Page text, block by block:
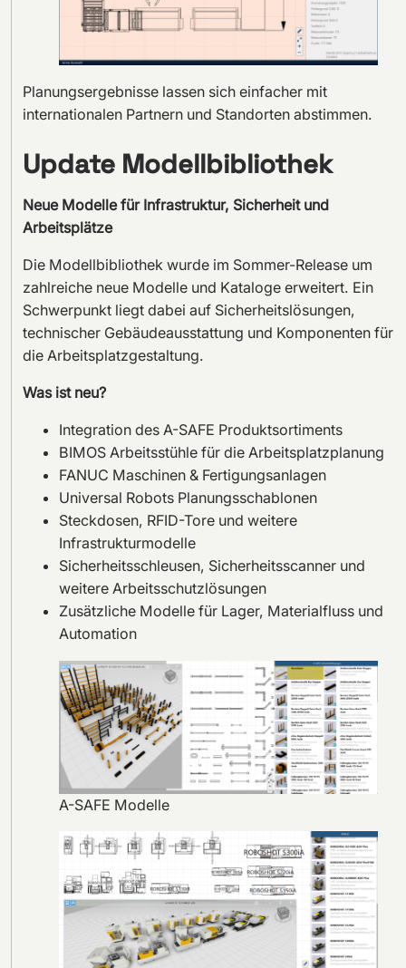
Planungsergebnisse lassen sich einfacher mit
internationalen Partnern und Standorten abstimmen.
Update Modellbibliothek
Neue Modelle für Infrastruktur, Sicherheit und
Arbeitsplätze
Die Modellbibliothek wurde im Sommer-Release um
zahlreiche neue Modelle und Kataloge erweitert. Ein
Schwerpunkt liegt dabei auf Sicherheitslösungen,
technischer Gebäudeausstattung und Komponenten für
die Arbeitsplatzgestaltung.
Was ist neu?
Integration des A-SAFE Produktsortiments
BIMOS Arbeitsstühle für die Arbeitsplatzplanung
FANUC Maschinen & Fertigungsanlagen
Universal Robots Planungsschablonen
Steckdosen, RFID-Tore und weitere
Infrastrukturmodelle
Sicherheitsschleusen, Sicherheitsscanner und
weitere Arbeitsschutzlösungen
Zusätzliche Modelle für Lager, Materialfluss und
Automation
A-SAFE Modelle